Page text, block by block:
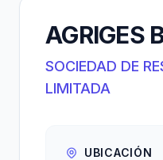
AGRIGES
SOCIEDAD DE
LIMITADA
UBICACIÓN